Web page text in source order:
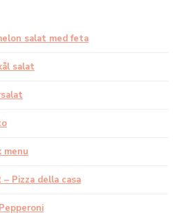
salat med feta
salat
menu
– Pizza della casa